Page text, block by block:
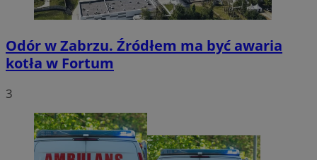
Odór w Zabrzu. Źródłem ma być awaria
kotła w Fortum
3